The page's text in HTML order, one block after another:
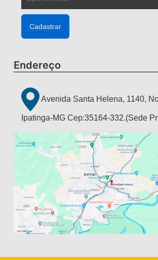
Endereço
Avenida Santa Helena, 1140,
Ipatinga-MG Cep:35164-332.(Sede